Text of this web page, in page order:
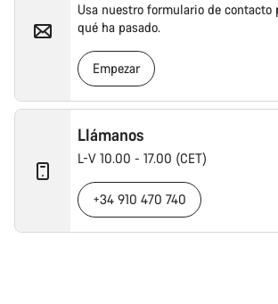
Usa nuestro formulario de contacto
qué ha pasado.
Empezar
Llámanos
L-V 10.00 - 17.00 (CET)
+34 910 470 740